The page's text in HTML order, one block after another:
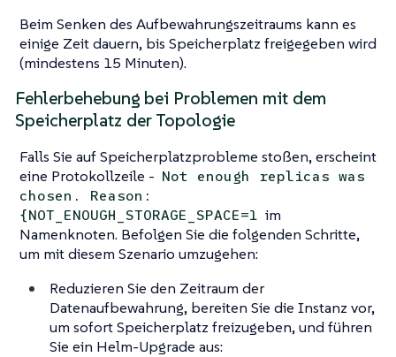
Beim Senken des Aufbewahrungszeitraums kann es
einige Zeit dauern, bis Speicherplatz freigegeben wird
(mindestens 15 Minuten).
Fehlerbehebung bei Problemen mit dem
Speicherplatz der Topologie
Falls Sie auf Speicherplatzprobleme stoßen, erscheint
eine Protokollzeile - Not enough replicas was
chosen. Reason:
{NOT_ENOUGH_STORAGE_SPACE=1 im
Namenknoten. Befolgen Sie die folgenden Schritte,
um mit diesem Szenario umzugehen:
Reduzieren Sie den Zeitraum der
Datenaufbewahrung, bereiten Sie die Instanz vor,
um sofort Speicherplatz freizugeben, und führen
Sie ein Helm-Upgrade aus: